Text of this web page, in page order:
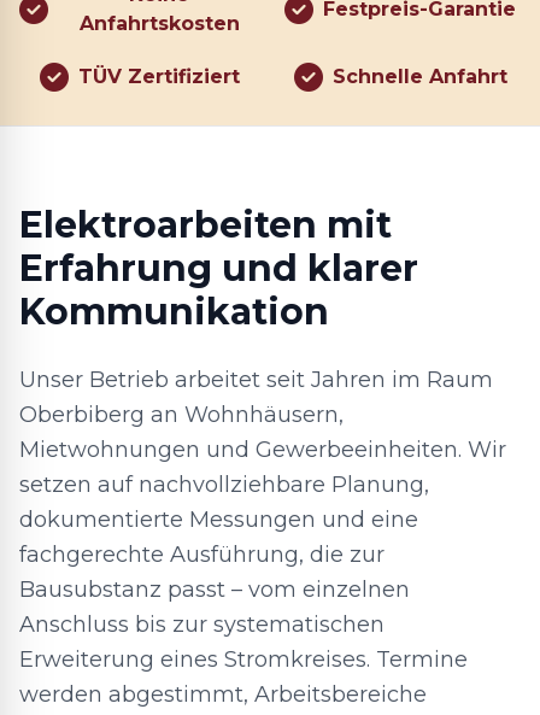
Anfahrtskosten
Festpreis-Garantie
TÜV Zertifiziert Schnelle Anfahrt
Elektroarbeiten mit
Erfahrung und klarer
Kommunikation
Unser Betrieb arbeitet seit Jahren im Raum
Oberbiberg an Wohnhäusern,
Mietwohnungen und Gewerbeeinheiten. Wir
setzen auf nachvollziehbare Planung,
dokumentierte Messungen und eine
fachgerechte Ausführung, die zur
Bausubstanz passt – vom einzelnen
Anschluss bis zur systematischen
Erweiterung eines Stromkreises. Termine
werden abgestimmt, Arbeitsbereiche